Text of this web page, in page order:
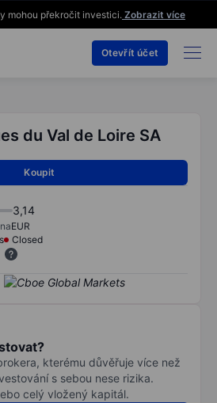
mohou překročit investici. Zobrazit více
Otevřít účet
du Val de Loire SA
Koupit
3,14
EUR
Closed
kterému důvěřuje více než
s sebou nese rizika.
celý vložený kapitál.